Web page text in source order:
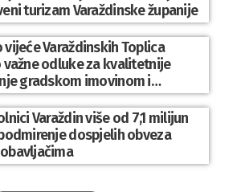
turizam Varaždinske županije
vijeće Varaždinskih Toplica
odluke za kvalitetnije
gradskom imovinom i
sustavom
Varaždin više od 7,1 milijun
dospjelih obveza